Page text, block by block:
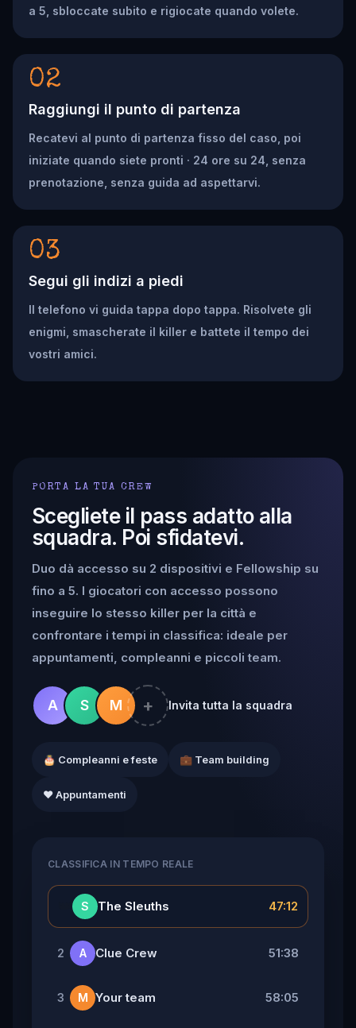
a 5, sbloccate subito e rigiocate quando volete.
02
Raggiungi il punto di partenza
Recatevi al punto di partenza fisso del caso, poi
iniziate quando siete pronti · 24 ore su 24, senza
prenotazione, senza guida ad aspettarvi.
03
Segui gli indizi a piedi
Il telefono vi guida tappa dopo tappa. Risolvete gli
enigmi, smascherate il killer e battete il tempo dei
vostri amici.
PORTA LA TUA CREW
Scegliete il pass adatto alla
squadra. Poi sfidatevi.
Duo dà accesso su 2 dispositivi e Fellowship su
fino a 5. I giocatori con accesso possono
inseguire lo stesso killer per la città e
confrontare i tempi in classifica: ideale per
appuntamenti, compleanni e piccoli team.
A S M + Invita tutta la squadra
🎂 Compleanni e feste 💼 Team building
❤️ Appuntamenti
CLASSIFICA IN TEMPO REALE
S The Sleuths 47:12
2 A Clue Crew 51:38
3 M Your team 58:05